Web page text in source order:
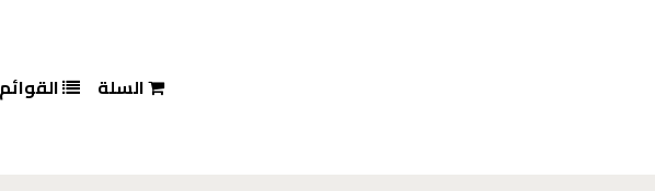
السلة القوائم